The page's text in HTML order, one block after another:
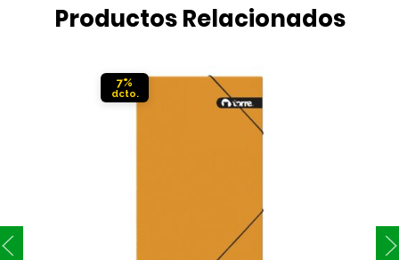
Productos Relacionados
7%